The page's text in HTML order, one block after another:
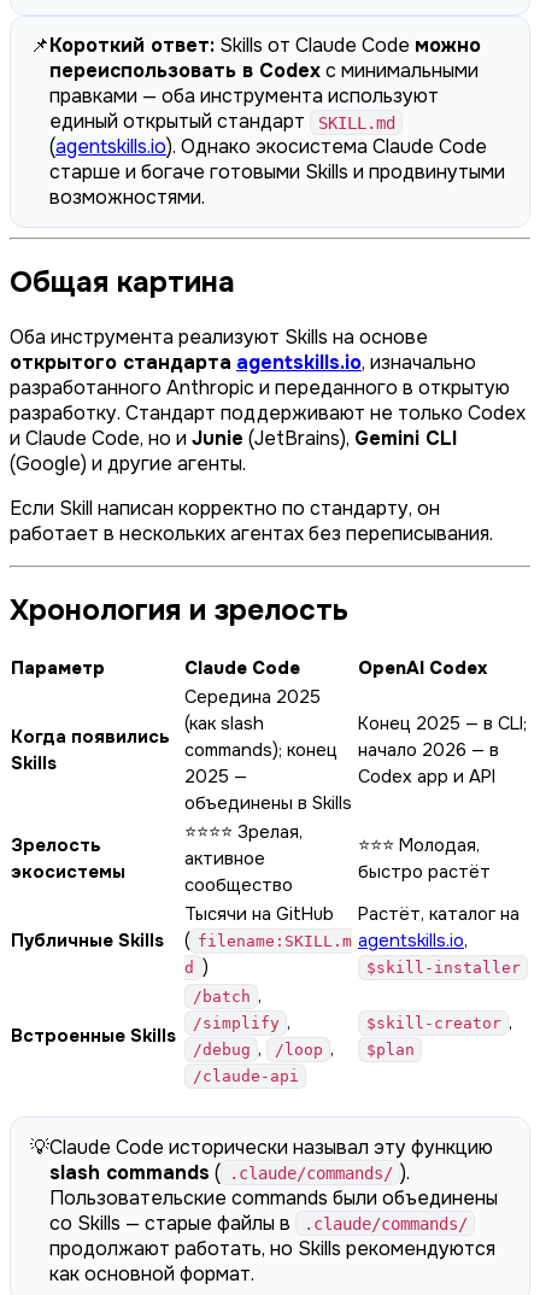
📌Короткий ответ: Skills от Claude Code можно
переиспользовать в Codexс минимальными
правками — оба инструмента используют
единый открытый стандарт
SKILL.md
(agentskills.io). Однако экосистема Claude Code
старше и богаче готовыми Skills и продвинутыми
возможностями.
Общая картина
Оба инструмента реализуют Skills на основе
открытого стандарта agentskills.io, изначально
разработанного Anthropic и переданного в открытую
разработку. Стандарт поддерживают не только Codex
и Claude Code, но и Junie (JetBrains), Gemini CLI
(Google) и другие агенты.
Если Skill написан корректно по стандарту, он
работает в нескольких агентах без переписывания.
Хронология и зрелость
Параметр Claude Code OpenAI Codex
Когда появились
Skills
Середина 2025
(как slash
commands); конец
2025 —
объединены в Skills
Конец 2025 — в CLI;
начало 2026 — в
Codex app и API
Зрелость
экосистемы
⭐⭐⭐⭐ Зрелая,
активное
сообщество
⭐⭐⭐ Молодая,
быстро растёт
Публичные Skills
Тысячи на GitHub
( filename:SKILL.m
d
)
Растёт, каталог на
agentskills.io,
$skill-installer
Встроенные Skills
/batch ,
/simplify ,
/debug , /loop ,
/claude-api
$skill-creator ,
$plan
💡Claude Code исторически называл эту функцию
slash commands ( .claude/commands/ ).
Пользовательские commands были объединены
со Skills — старые файлы в
.claude/commands/
продолжают работать, но Skills рекомендуются
как основной формат.